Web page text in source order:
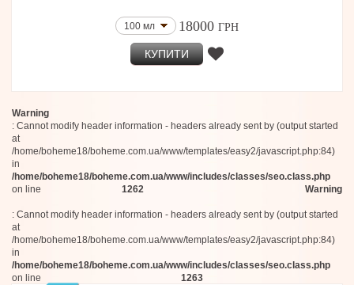
100 мл 18000 ГРН
КУПИТИ
Warning
: Cannot modify header information - headers already sent by (output started
at
/home/boheme18/boheme.com.ua/www/templates/easy2/javascript.php:84)
in
/home/boheme18/boheme.com.ua/www/includes/classes/seo.class.php
on line
1262 Warning
: Cannot modify header information - headers already sent by (output started
at
/home/boheme18/boheme.com.ua/www/templates/easy2/javascript.php:84)
in
/home/boheme18/boheme.com.ua/www/includes/classes/seo.class.php
on line
1263